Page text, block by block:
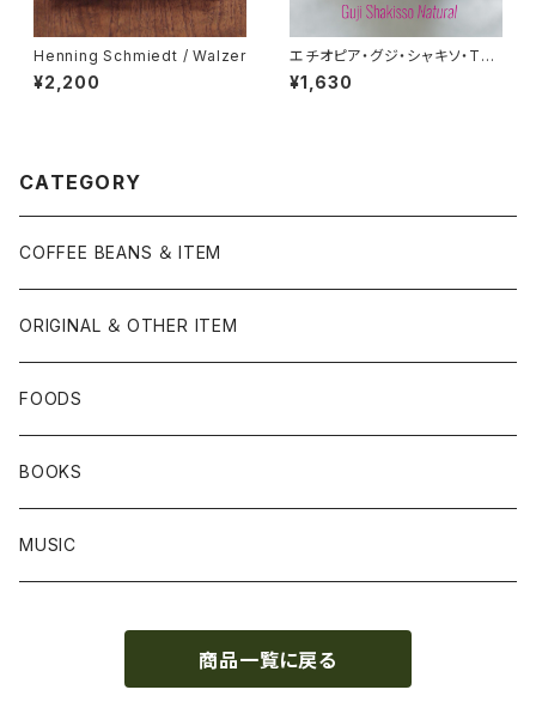
Henning Schmiedt / Walzer
¥2,200
エチオピア・グジ・シャキソ・Tad
e GG農園 オーガニック 200g
¥1,630
CATEGORY
COFFEE BEANS ＆ ITEM
ORIGINAL ＆ OTHER ITEM
FOODS
BOOKS
MUSIC
商品一覧に戻る